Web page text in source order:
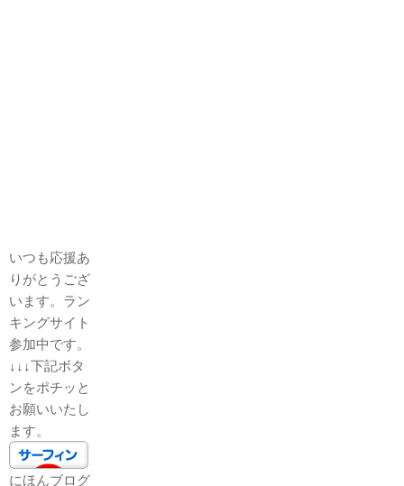
いつも応援あ
りがとうござ
います。ラン
キングサイト
参加中です。
↓↓↓下記ボタ
ンをポチッと
お願いいたし
ます。
にほんブログ